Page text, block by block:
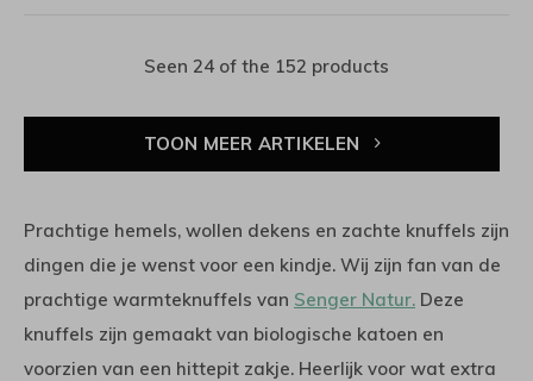
Seen 24 of the 152 products
TOON MEER ARTIKELEN
Prachtige hemels, wollen dekens en zachte knuffels zijn
dingen die je wenst voor een kindje. Wij zijn fan van de
prachtige warmteknuffels van Senger Natur. Deze
knuffels zijn gemaakt van biologische katoen en
voorzien van een hittepit zakje. Heerlijk voor wat extra